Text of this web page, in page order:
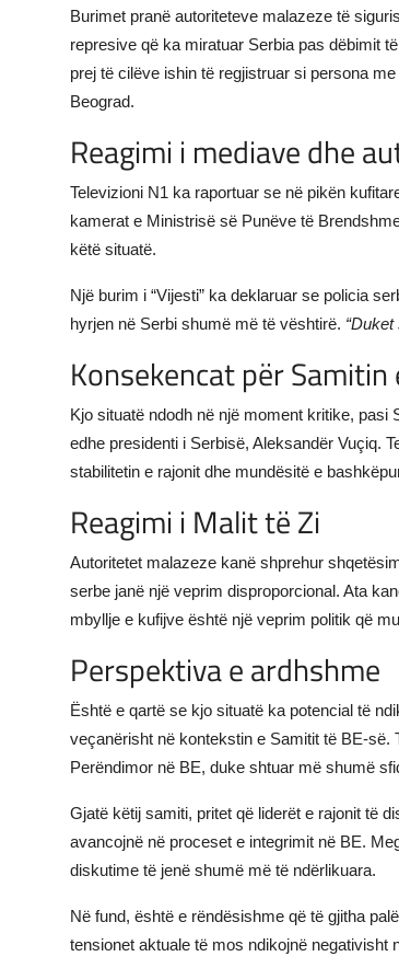
Burimet pranë autoriteteve malazeze të
represive që ka miratuar Serbia pas dëbimit
prej të cilëve ishin të regjistruar si persona
Beograd.
Reagimi i mediave dhe
Televizioni N1 ka raportuar se në pikën
kamerat e Ministrisë së Punëve të
këtë situatë.
Një burim i “Vijesti” ka deklaruar se policia
hyrjen në Serbi shumë më të vështirë.
Konsekencat për Samitin
Kjo situatë ndodh në një moment kritike, pasi
edhe presidenti i Serbisë, Aleksandër Vuçiq.
stabilitetin e rajonit dhe mundësitë e
Reagimi i Malit të Zi
Autoritetet malazeze kanë shprehur
serbe janë një veprim disproporcional. Ata
mbyllje e kufijve është një veprim politik që
Perspektiva e ardhshme
Është e qartë se kjo situatë ka potencial të
veçanërisht në kontekstin e Samitit të BE-së.
Perëndimor në BE, duke shtuar më shumë
Gjatë këtij samiti, pritet që liderët e rajonit të
avancojnë në proceset e integrimit në BE.
diskutime të jenë shumë më të ndërlikuara.
Në fund, është e rëndësishme që të gjitha
tensionet aktuale të mos ndikojnë negativisht